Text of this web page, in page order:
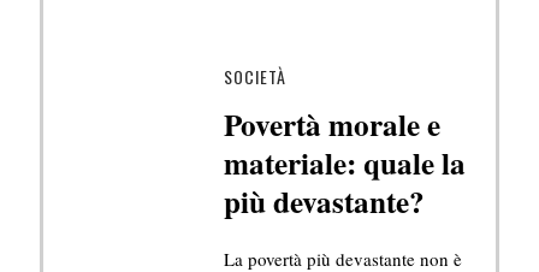
SOCIETÀ
Povertà morale e
materiale: quale la
più devastante?
La povertà più devastante non è